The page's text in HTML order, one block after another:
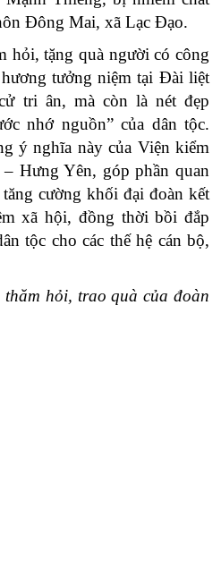
Đông Mai, xã Lạc Đạo.
tặng quà người có công
tưởng niệm tại Đài liệt
tri ân, mà còn là nét đẹp
nhớ nguồn” của dân tộc.
ý nghĩa này của Viện kiểm
Hưng Yên, góp phần quan
cường khối đại đoàn kết
xã hội, đồng thời bồi đắp
tộc cho các thế hệ cán bộ,
hỏi, trao quà của đoàn